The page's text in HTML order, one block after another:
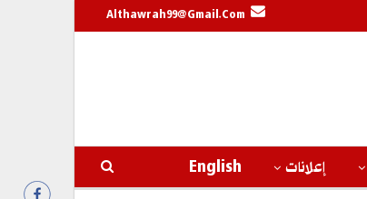
Althawrah99@gmail.com
إعلانات English